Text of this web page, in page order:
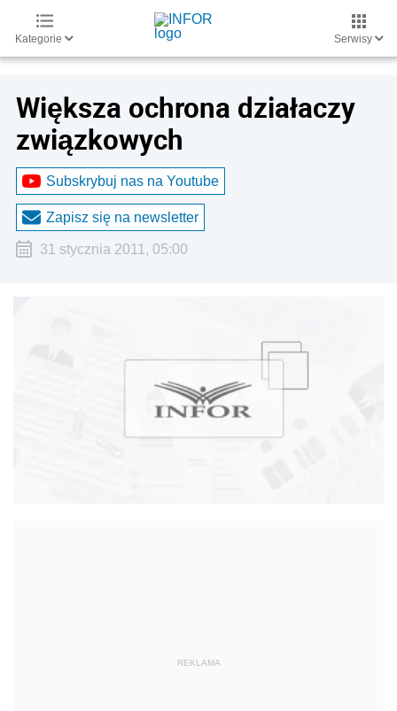
Kategorie Serwisy
Większa ochrona działaczy
związkowych
Subskrybuj nas na Youtube
Zapisz się na newsletter
31 stycznia 2011, 05:00